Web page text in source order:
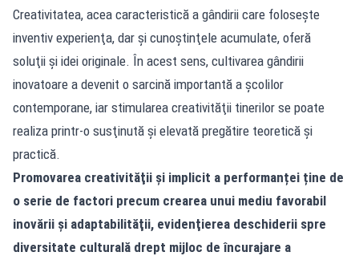
Creativitatea, acea caracteristică a gândirii care foloseşte
inventiv experienţa, dar şi cunoştinţele acumulate, oferă
soluţii şi idei originale. În acest sens, cultivarea gândirii
inovatoare a devenit o sarcină importantă a şcolilor
contemporane, iar stimularea creativităţii tinerilor se poate
realiza printr-o susţinută şi elevată pregătire teoretică şi
practică.
Promovarea creativităţii și implicit a performanței ține de
o serie de factori precum crearea unui mediu favorabil
inovării şi adaptabilităţii, evidenţierea deschiderii spre
diversitate culturală drept mijloc de încurajare a